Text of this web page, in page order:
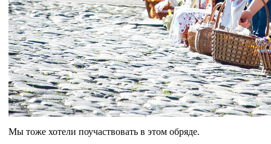
Мы тоже хотели поучаствовать в этом обряде.